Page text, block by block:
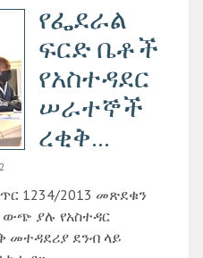
የፌደራል
ፍርድ ቤቶች
የአስተዳደር
ሠራተኞች
ረቂቅ...
1234/2013 መጽደቁን
ያሉ የአስተዳር
መተዳደሪያ ደንብ ላይ